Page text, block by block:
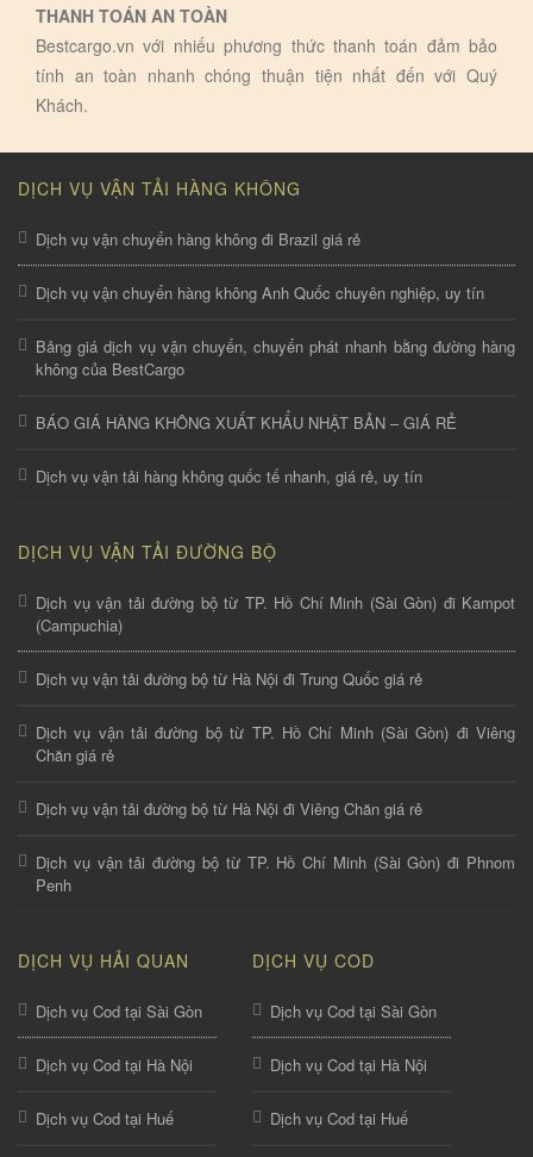
THANH TOÁN AN TOÀN
Bestcargo.vn với nhiếu phương thức thanh toán đảm bảo
tính an toàn nhanh chóng thuận tiện nhất đến với Quý
Khách.
DỊCH VỤ VẬN TẢI HÀNG KHÔNG
Dịch vụ vận chuyển hàng không đi Brazil giá rẻ
Dịch vụ vận chuyển hàng không Anh Quốc chuyên nghiệp, uy tín
Bảng giá dịch vụ vận chuyển, chuyển phát nhanh bằng đường hàng
không của BestCargo
BÁO GIÁ HÀNG KHÔNG XUẤT KHẨU NHẬT BẢN – GIÁ RẺ
Dịch vụ vận tải hàng không quốc tế nhanh, giá rẻ, uy tín
DỊCH VỤ VẬN TẢI ĐƯỜNG BỘ
Dịch vụ vận tải đường bộ từ TP. Hồ Chí Minh (Sài Gòn) đi Kampot
(Campuchia)
Dịch vụ vận tải đường bộ từ Hà Nội đi Trung Quốc giá rẻ
Dịch vụ vận tải đường bộ từ TP. Hồ Chí Minh (Sài Gòn) đi Viêng
Chăn giá rẻ
Dịch vụ vận tải đường bộ từ Hà Nội đi Viêng Chăn giá rẻ
Dịch vụ vận tải đường bộ từ TP. Hồ Chí Minh (Sài Gòn) đi Phnom
Penh
DỊCH VỤ HẢI QUAN
Dịch vụ Cod tại Sài Gòn
Dịch vụ Cod tại Hà Nội
Dịch vụ Cod tại Huế
DỊCH VỤ COD
Dịch vụ Cod tại Sài Gòn
Dịch vụ Cod tại Hà Nội
Dịch vụ Cod tại Huế